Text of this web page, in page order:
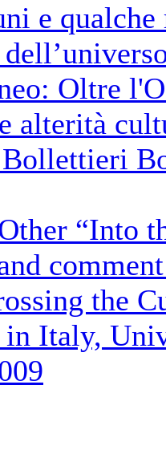
e
Oltre
alterità
“Into
the
Italy,